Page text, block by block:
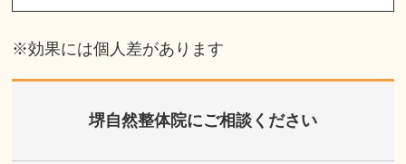
※効果には個人差があります
堺自然整体院にご相談ください